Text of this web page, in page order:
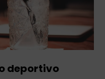
deportivo